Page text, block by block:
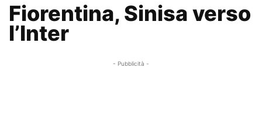
Fiorentina, Sinisa verso
l’Inter
- Pubblicità -